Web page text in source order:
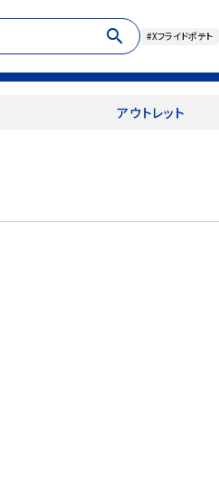
search #Xフライドポテト
アウトレット